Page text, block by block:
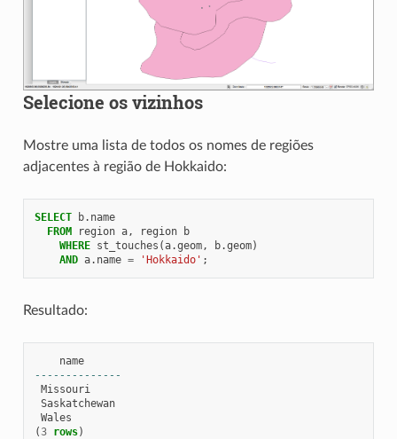
Selecione os vizinhos
Mostre uma lista de todos os nomes de regiões
adjacentes à região de Hokkaido:
SELECT b. name
FROM
region a, region
b
WHERE st_touches (a.geom, b.geom)
AND a. name = 'Hokkaido' ;
Resultado:
name
--------------
Missouri
Saskatchewan
Wales
(3 rows)